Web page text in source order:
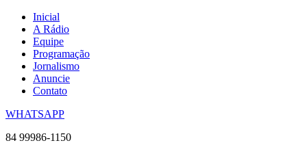
Inicial
A Rádio
Equipe
Programação
Jornalismo
Anuncie
Contato
WHATSAPP
84 99986-1150